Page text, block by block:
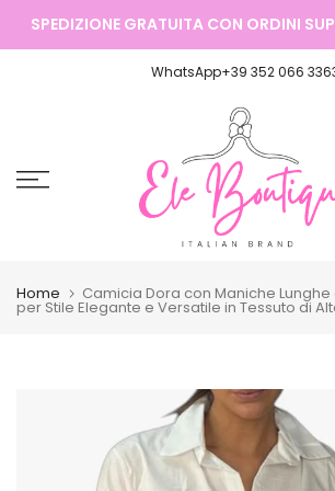
Salta
al
SPEDIZIONE GRATUITA CON ORDINI
WhatsApp+39 352 066
Home Camicia Dora con Maniche
per Stile Elegante e Versatile in Tessuto di